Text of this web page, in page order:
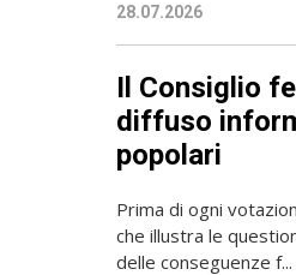
28.07.2026
Il Consiglio
diffuso
popolari
Prima di ogni
che illustra le
delle conseguenze f...